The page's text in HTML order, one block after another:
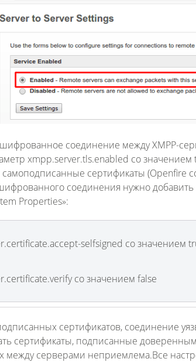
соединение между XMPP-
xmpp.server.tls.enabled со значением
сертификаты (Openfire
соединения нужно
Properties»:
selfsigned со значением
со значением false
сертификатов, соединение
сертификаты, подписанные
между серверами неприемлема.Все